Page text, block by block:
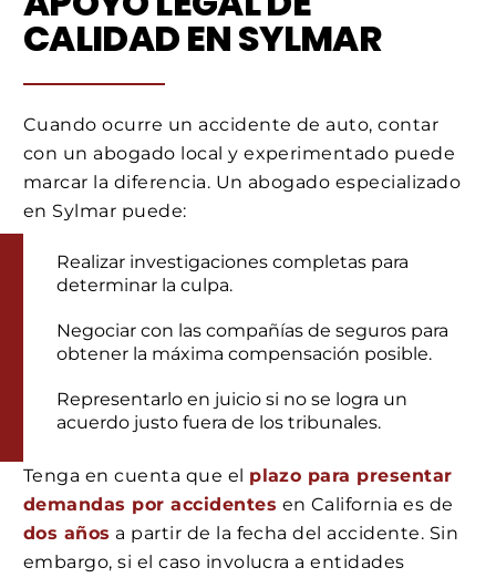
CALIDAD EN SYLMAR
Cuando ocurre un accidente de auto, contar
con un abogado local y experimentado puede
marcar la diferencia. Un abogado especializado
en Sylmar puede:
Realizar investigaciones completas para
determinar la culpa.
Negociar con las compañías de seguros para
obtener la máxima compensación posible.
Representarlo en juicio si no se logra un
acuerdo justo fuera de los tribunales.
Tenga en cuenta que el plazo para presentar
demandas por accidentes en California es de
dos años a partir de la fecha del accidente. Sin
embargo, si el caso involucra a entidades